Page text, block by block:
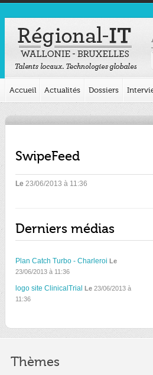
Accueil Actualités Dossiers
SwipeFeed
Le 23/06/2013 à 11:36
Derniers médias
Plan Catch Turbo - Charleroi Le
23/06/2013 à 11:36
logo site ClinicalTrial Le 23/06/2013 à
11:36
Thèmes